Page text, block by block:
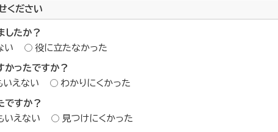
ください
したか？
い 役に立たなかった
かったですか？
いえない わかりにくかった
ですか？
いえない 見つけにくかった